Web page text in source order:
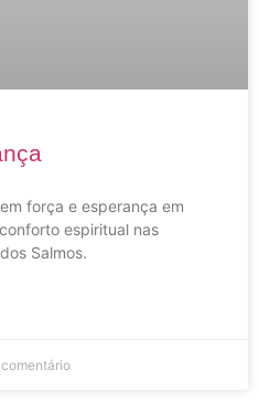
força e esperança em
espiritual nas
Salmos.